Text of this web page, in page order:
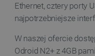
Ethernet, cztery porty
najpotrzebniejsze
W naszej ofercie
Odroid N2+ z 4GB